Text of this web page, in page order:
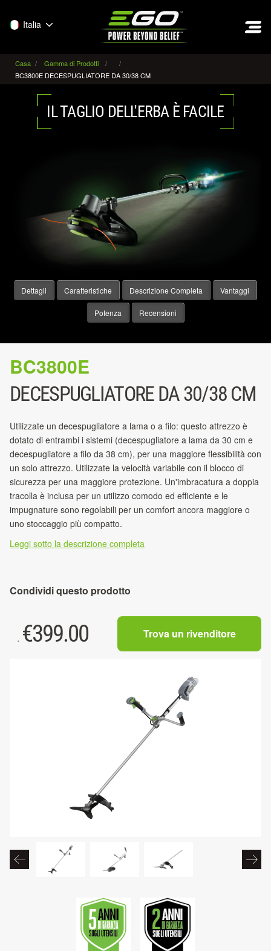
Italia
Casa
Gamma di Prodotti
BC3800E DECESPUGLIATORE DA 30/38 CM
IL TAGLIO DELL'ERBA È FACILE
Dettagli Caratteristiche Descrizione Completa Vantaggi
Potenza Recensioni
BC3800E
DECESPUGLIATORE DA 30/38 CM
Utilizzate un decespugliatore a lama o a filo: questo attrezzo è
dotato di entrambi i sistemi (decespugliatore a lama da 30 cm e
decespugliatore a filo da 38 cm), per una maggiore flessibilità con
un solo attrezzo. Utilizzate la velocità variabile con il blocco di
sicurezza per una maggiore protezione. Un'imbracatura a doppia
tracolla è inclusa per un utilizzo comodo ed efficiente e le
impugnature sono regolabili per un comfort ancora maggiore o
uno stoccaggio più compatto.
Leggi sotto la descrizione completa
Condividi questo prodotto
. €399.00 Trova un rivenditore